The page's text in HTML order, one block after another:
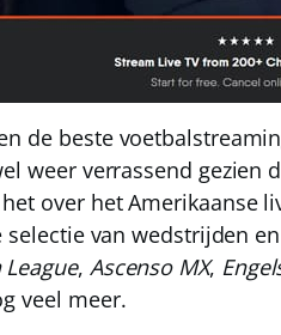
de beste
weer verrassend gezien
over het Amerikaanse
van wedstrijden
League, Ascenso MX,
veel meer.